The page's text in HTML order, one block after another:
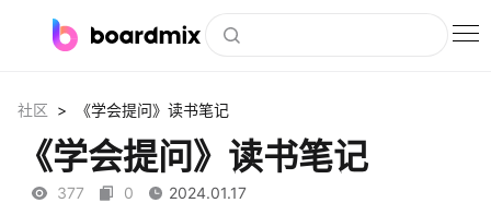
社区资源
下载
社区 > 《学会提问》读书笔记
《学会提问》读书笔记
377 0 2024.01.17